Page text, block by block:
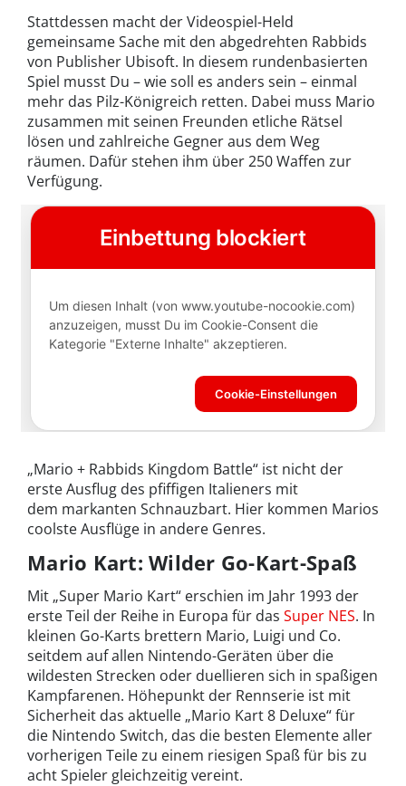
Stattdessen macht der Videospiel-Held
gemeinsame Sache mit den abgedrehten Rabbids
von Publisher Ubisoft. In diesem rundenbasierten
Spiel musst Du – wie soll es anders sein – einmal
mehr das Pilz-Königreich retten. Dabei muss Mario
zusammen mit seinen Freunden etliche Rätsel
lösen und zahlreiche Gegner aus dem Weg
räumen. Dafür stehen ihm über 250 Waffen zur
Verfügung.
„Mario + Rabbids Kingdom Battle“ ist nicht der
erste Ausflug des pfiffigen Italieners mit
dem markanten Schnauzbart. Hier kommen Marios
coolste Ausflüge in andere Genres.
Mario Kart: Wilder Go-Kart-Spaß
Mit „Super Mario Kart“ erschien im Jahr 1993 der
erste Teil der Reihe in Europa für das Super NES. In
kleinen Go-Karts brettern Mario, Luigi und Co.
seitdem auf allen Nintendo-Geräten über die
wildesten Strecken oder duellieren sich in spaßigen
Kampfarenen. Höhepunkt der Rennserie ist mit
Sicherheit das aktuelle „Mario Kart 8 Deluxe“ für
die Nintendo Switch, das die besten Elemente aller
vorherigen Teile zu einem riesigen Spaß für bis zu
acht Spieler gleichzeitig vereint.